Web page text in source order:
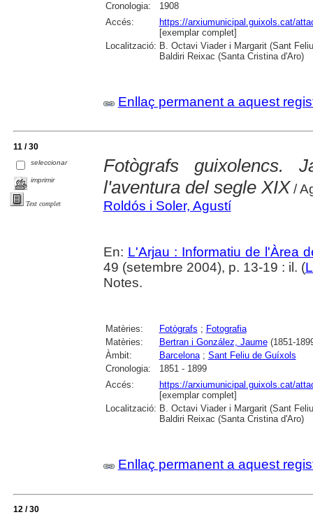
Cronologia:
1908
Accés:
https://arxiumunicipal.guixols.cat/
[exemplar complet]
Localització: B. Octavi Viader i Margarit (Sant
Baldiri Reixac (Santa Cristina d'Aro)
Enllaç permanent a aquest
11 / 30
seleccionar
imprimir
Text complet
Fotògrafs guixolencs.
l'aventura del segle XIX /
Roldós i Soler, Agustí
En: L'Arjau : Informatiu de l'Àrea
49 (setembre 2004), p. 13-19 : il. (
Notes.
Matèries: Fotògrafs ; Fotografia
Matèries:
Bertran i González, Jaume(1851-
Àmbit:
Barcelona; Sant Feliu de Guíxols
Cronologia:
1851 - 1899
Accés:
https://arxiumunicipal.guixols.cat/
[exemplar complet]
Localització: B. Octavi Viader i Margarit (Sant
Baldiri Reixac (Santa Cristina d'Aro)
Enllaç permanent a aquest
12 / 30